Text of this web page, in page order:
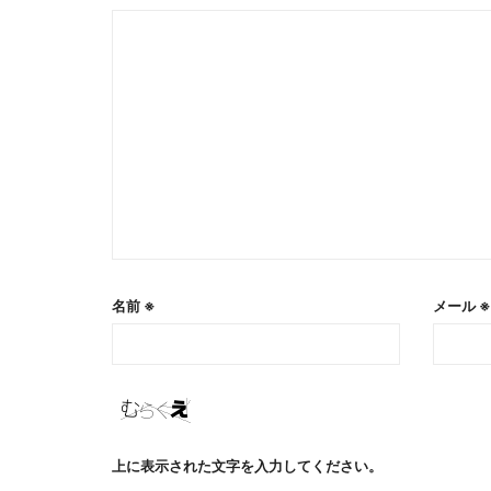
名前 ※ メール※
上に表示された文字を入力してください。